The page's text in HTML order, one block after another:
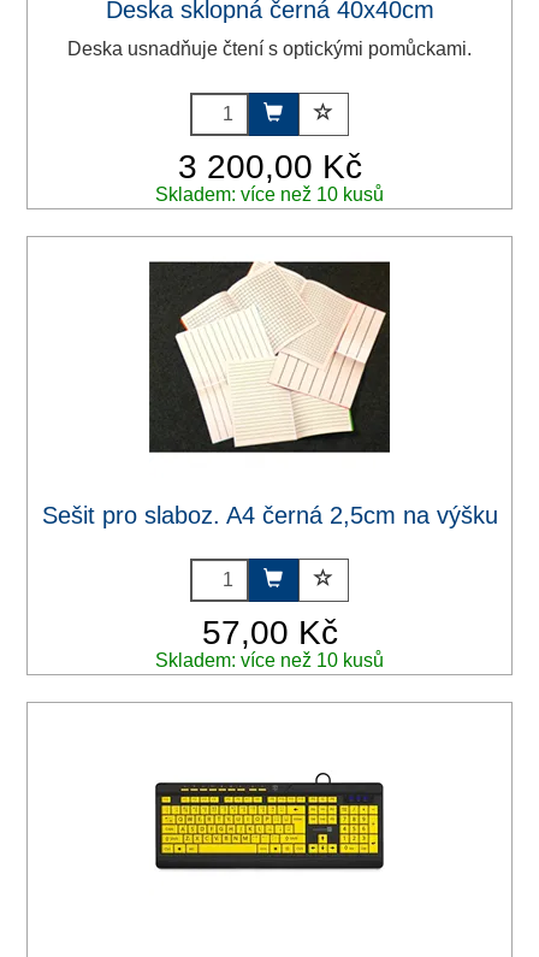
Deska sklopná černá 40x40cm
Deska usnadňuje čtení s optickými pomůckami.
3 200,00 Kč
Skladem: více než 10 kusů
Sešit pro slaboz. A4 černá 2,5cm na výšku
57,00 Kč
Skladem: více než 10 kusů